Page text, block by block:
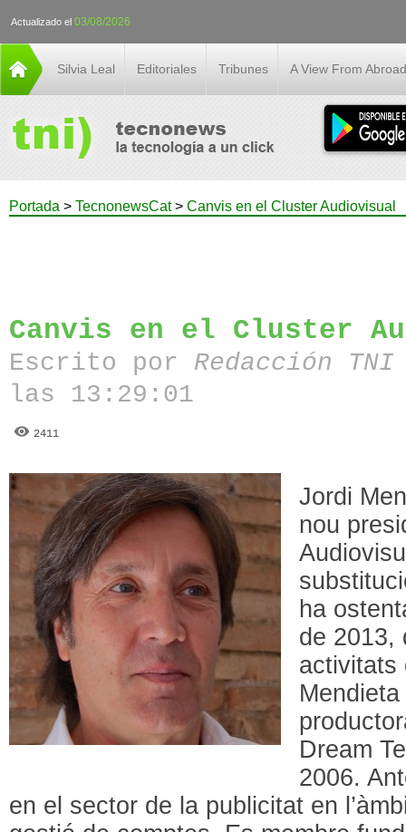
Actualizado el 03/08/2026
Silvia Leal Editoriales Tribunes A View From Abroad
Portada > TecnonewsCat > Canvis en el Cluster Audiovisual
Canvis en el Cluster
Escrito por Redacción
las 13:29:01
2411
Jordi
nou
ha
de 2013,
activitats
Dream
2006.
en el sector de la publicitat en